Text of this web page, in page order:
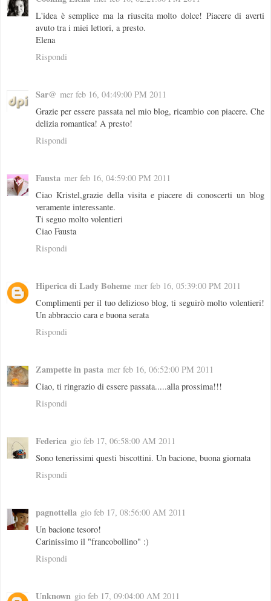
L'idea è semplice ma la riuscita molto dolce! Piacere di averti
avuto tra i miei lettori, a presto.
Elena
Rispondi
Sar@ mer feb 16, 04:49:00 PM 2011
Grazie per essere passata nel mio blog, ricambio con piacere. Che
delizia romantica! A presto!
Rispondi
Fausta mer feb 16, 04:59:00 PM 2011
Ciao Kristel,grazie della visita e piacere di conoscerti un blog
veramente interessante.
Ti seguo molto volentieri
Ciao Fausta
Rispondi
Hiperica di Lady Boheme mer feb 16, 05:39:00 PM 2011
Complimenti per il tuo delizioso blog, ti seguirò molto volentieri!
Un abbraccio cara e buona serata
Rispondi
Zampette in pasta mer feb 16, 06:52:00 PM 2011
Ciao, ti ringrazio di essere passata.....alla prossima!!!
Rispondi
Federica gio feb 17, 06:58:00 AM 2011
Sono tenerissimi questi biscottini. Un bacione, buona giornata
Rispondi
pagnottella gio feb 17, 08:56:00 AM 2011
Un bacione tesoro!
Carinissimo il "francobollino" :)
Rispondi
Unknown gio feb 17, 09:04:00 AM 2011